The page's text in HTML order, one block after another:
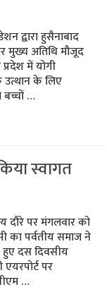
द्वारा हुसैनाबाद
मुख्य अतिथि मौजूद
प्रदेश में योगी
उत्थान के लिए
बच्चों …
स्वागत
दौरे पर मंगलवार को
का पर्वतीय समाज ने
हुए दस दिवसीय
पर
…